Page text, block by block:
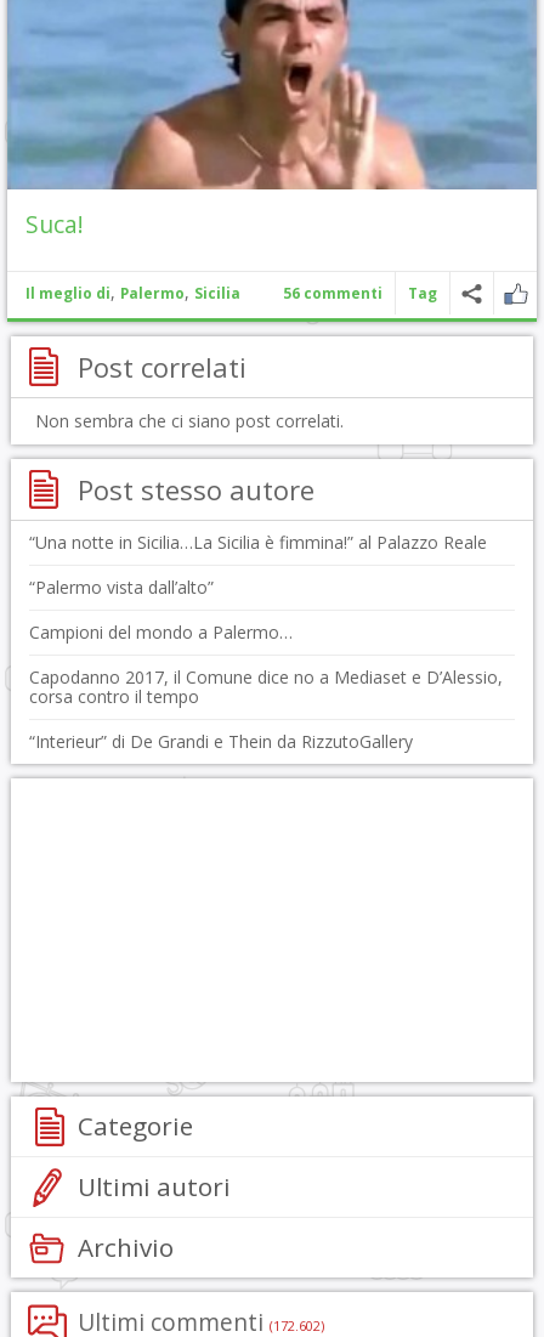
Suca!
Il meglio di, Palermo, Sicilia 56 commenti Tag
Post correlati
Non sembra che ci siano post correlati.
Post stesso autore
“Una notte in Sicilia…La Sicilia è fimmina!” al Palazzo Reale
“Palermo vista dall’alto”
Campioni del mondo a Palermo…
Capodanno 2017, il Comune dice no a Mediaset e D’Alessio,
corsa contro il tempo
“Interieur” di De Grandi e Thein da RizzutoGallery
Categorie
Ultimi autori
Archivio
Ultimi commenti (172.602)